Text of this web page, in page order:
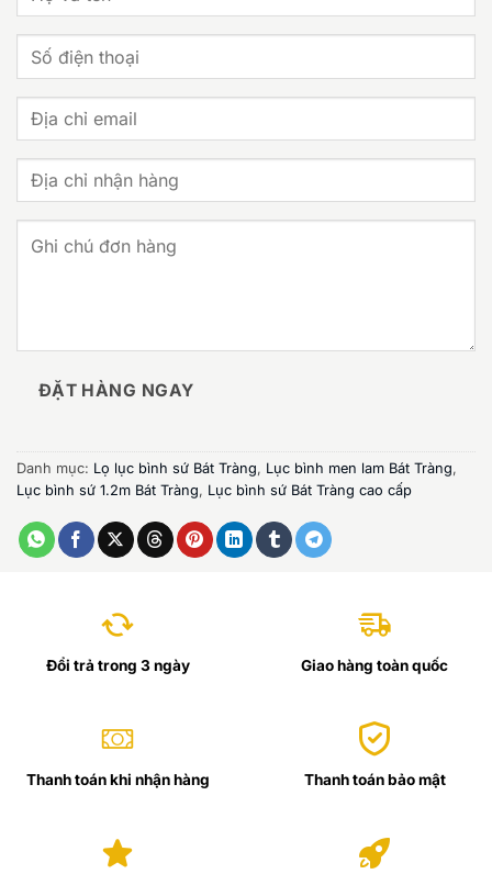
ĐẶT HÀNG NGAY
Danh mục: Lọ lục bình sứ Bát Tràng, Lục bình men lam Bát Tràng,
Lục bình sứ 1.2m Bát Tràng, Lục bình sứ Bát Tràng cao cấp
Đổi trả trong 3 ngày Giao hàng toàn quốc
Thanh toán khi nhận hàng Thanh toán bảo mật